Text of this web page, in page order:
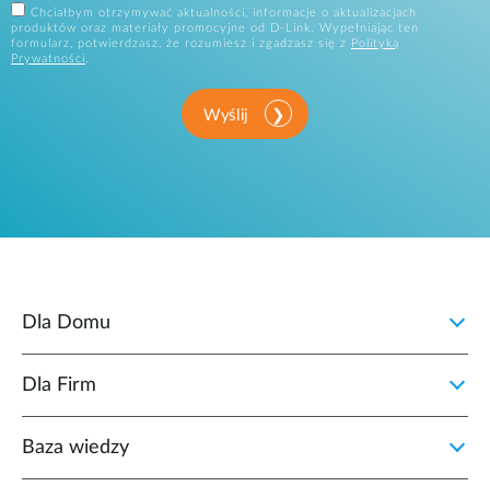
Chciałbym otrzymywać aktualności, informacje o aktualizacjach
produktów oraz materiały promocyjne od D-Link. Wypełniając ten
formularz, potwierdzasz, że rozumiesz i zgadzasz się z
Polityką
Prywatności.
Wyślij
Dla Domu
Dla Firm
Baza wiedzy